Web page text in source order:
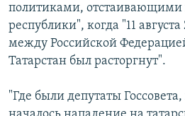
политиками, отстаивающими
республики", когда "11 августа
между Российской
Татарстан был расторгнут".
"Где были депутаты Госсовета,